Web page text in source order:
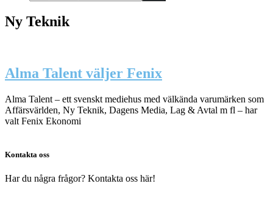
på
webbplatsen
Ny Teknik
Alma Talent väljer Fenix
Alma Talent – ett svenskt mediehus med välkända varumärken som
Affärsvärlden, Ny Teknik, Dagens Media, Lag & Avtal m fl – har
valt Fenix Ekonomi
Kontakta oss
Har du några frågor? Kontakta oss här!